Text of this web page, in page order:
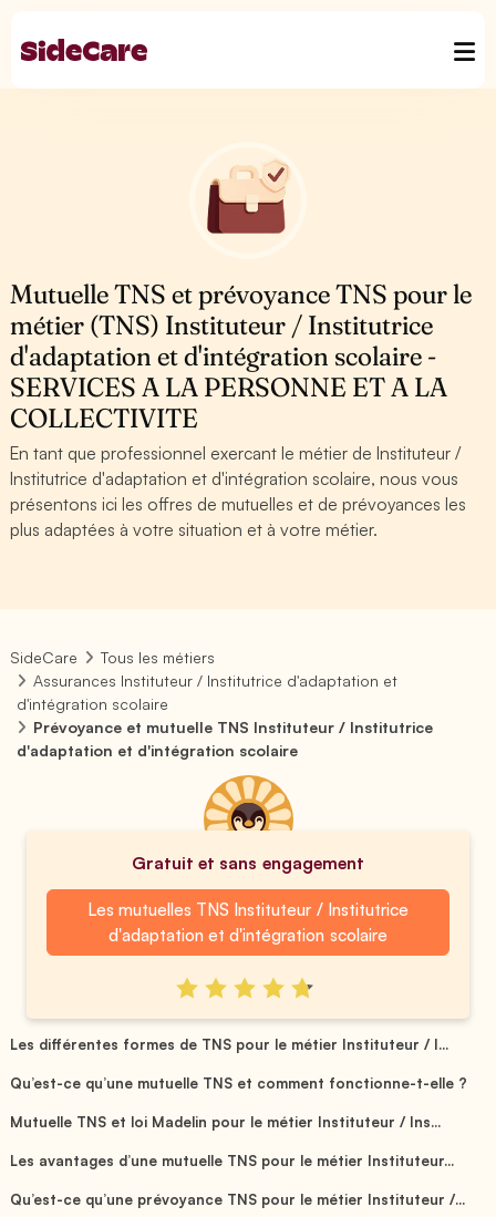
Mutuelle TNS et prévoyance TNS pour le
métier (TNS) Instituteur / Institutrice
d'adaptation et d'intégration scolaire -
SERVICES A LA PERSONNE ET A LA
COLLECTIVITE
En tant que professionnel exercant le métier de Instituteur /
Institutrice d'adaptation et d'intégration scolaire, nous vous
présentons ici les offres de mutuelles et de prévoyances les
plus adaptées à votre situation et à votre métier.
SideCare
Tous les métiers
Assurances Instituteur / Institutrice d'adaptation et
d'intégration scolaire
Prévoyance et mutuelle TNS Instituteur / Institutrice
d'adaptation et d'intégration scolaire
Gratuit et sans engagement
Les mutuelles TNS Instituteur / Institutrice
d'adaptation et d'intégration scolaire
Les différentes formes de TNS pour le métier Instituteur / I...
Qu’est-ce qu’une mutuelle TNS et comment fonctionne-t-elle ?
Mutuelle TNS et loi Madelin pour le métier Instituteur / Ins...
Les avantages d’une mutuelle TNS pour le métier Instituteur...
Qu’est-ce qu’une prévoyance TNS pour le métier Instituteur /...